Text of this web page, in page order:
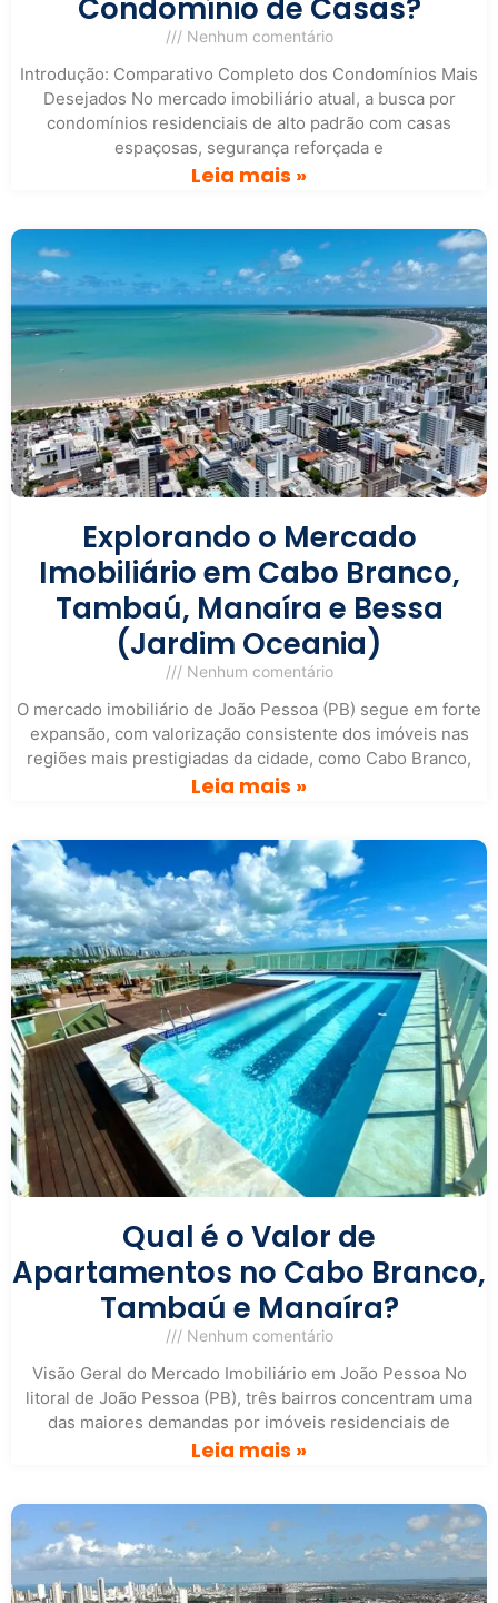
Condomínio de Casas?
Nenhum comentário
Introdução: Comparativo Completo dos Condomínios Mais
Desejados No mercado imobiliário atual, a busca por
condomínios residenciais de alto padrão com casas
espaçosas, segurança reforçada e
Leia mais »
Explorando o Mercado
Imobiliário em Cabo Branco,
Tambaú, Manaíra e Bessa
(Jardim Oceania)
Nenhum comentário
O mercado imobiliário de João Pessoa (PB) segue em forte
expansão, com valorização consistente dos imóveis nas
regiões mais prestigiadas da cidade, como Cabo Branco,
Leia mais »
Qual é o Valor de
Apartamentos no Cabo Branco,
Tambaú e Manaíra?
Nenhum comentário
Visão Geral do Mercado Imobiliário em João Pessoa No
litoral de João Pessoa (PB), três bairros concentram uma
das maiores demandas por imóveis residenciais de
Leia mais »